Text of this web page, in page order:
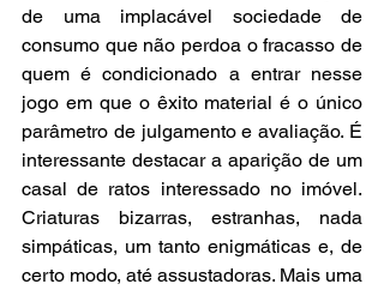
de uma implacável sociedade de
consumo que não perdoa o fracasso de
quem é condicionado a entrar nesse
jogo em que o êxito material é o único
parâmetro de julgamento e avaliação. É
interessante destacar a aparição de um
casal de ratos interessado no imóvel.
Criaturas bizarras, estranhas, nada
simpáticas, um tanto enigmáticas e, de
certo modo, até assustadoras. Mais uma